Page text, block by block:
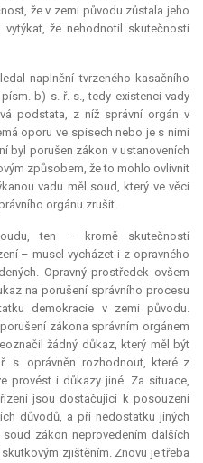
že v zemi původu zůstala jeho
že nehodnotil skutečnosti
naplnění tvrzeného kasačního
b) s. ř. s., tedy existenci vady
podstata, z níž správní orgán v
oporu ve spisech nebo je s nimi
byl porušen zákon v ustanoveních
způsobem, že to mohlo ovlivnit
vadu měl soud, který ve věci
orgánu zrušit.
ten – kromě skutečností
– musel vycházet i z opravného
Opravný prostředek ovšem
na porušení správního procesu
demokracie v zemi původu.
zákona správním orgánem
žádný důkaz, který měl být
s. oprávněn rozhodnout, které z
provést i důkazy jiné. Za situace,
jsou dostačující k posouzení
důvodů, a při nedostatku jiných
zákon neprovedením dalších
zjištěním. Znovu je třeba